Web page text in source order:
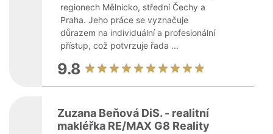
regionech Mělnicko, střední Čechy a
Praha. Jeho práce se vyznačuje
důrazem na individuální a profesionální
přístup, což potvrzuje řada ...
9.8
Zuzana Beňová DiS. - realitní
makléřka RE/MAX G8 Reality